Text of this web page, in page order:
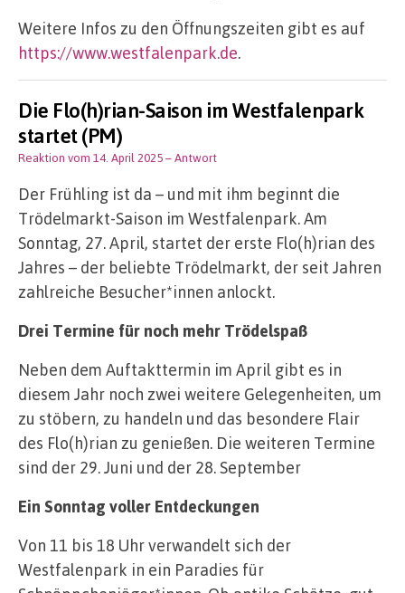
Weitere Infos zu den Öffnungszeiten gibt es auf
https://www.westfalenpark.de.
Die Flo(h)rian-Saison im Westfalenpark
startet (PM)
Reaktion vom 14. April 2025– Antwort
Der Frühling ist da – und mit ihm beginnt die
Trödelmarkt-Saison im Westfalenpark. Am
Sonntag, 27. April, startet der erste Flo(h)rian des
Jahres – der beliebte Trödelmarkt, der seit Jahren
zahlreiche Besucher*innen anlockt.
Drei Termine für noch mehr Trödelspaß
Neben dem Auftakttermin im April gibt es in
diesem Jahr noch zwei weitere Gelegenheiten, um
zu stöbern, zu handeln und das besondere Flair
des Flo(h)rian zu genießen. Die weiteren Termine
sind der 29. Juni und der 28. September
Ein Sonntag voller Entdeckungen
Von 11 bis 18 Uhr verwandelt sich der
Westfalenpark in ein Paradies für